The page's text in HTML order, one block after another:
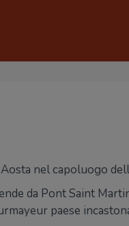
nel capoluogo
da Pont Saint
paese